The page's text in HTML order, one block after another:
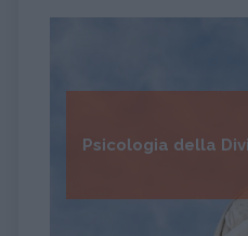
Psicologia della